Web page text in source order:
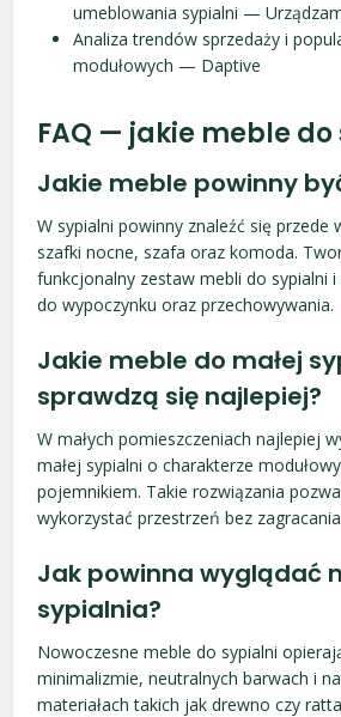
umeblowania sypialni —
Analiza trendów sprzedaży i
modułowych — Daptive
FAQ — jakie meble
Jakie meble powinny
W sypialni powinny znaleźć się przede
szafki nocne, szafa oraz komoda.
funkcjonalny zestaw mebli do sypialni
do wypoczynku oraz przechowywania.
Jakie meble do małej
sprawdzą się najlepiej?
W małych pomieszczeniach najlepiej
małej sypialni o charakterze
pojemnikiem. Takie rozwiązania
wykorzystać przestrzeń bez
Jak powinna wyglądać
sypialnia?
Nowoczesne meble do sypialni
minimalizmie, neutralnych barwach i
materiałach takich jak drewno czy